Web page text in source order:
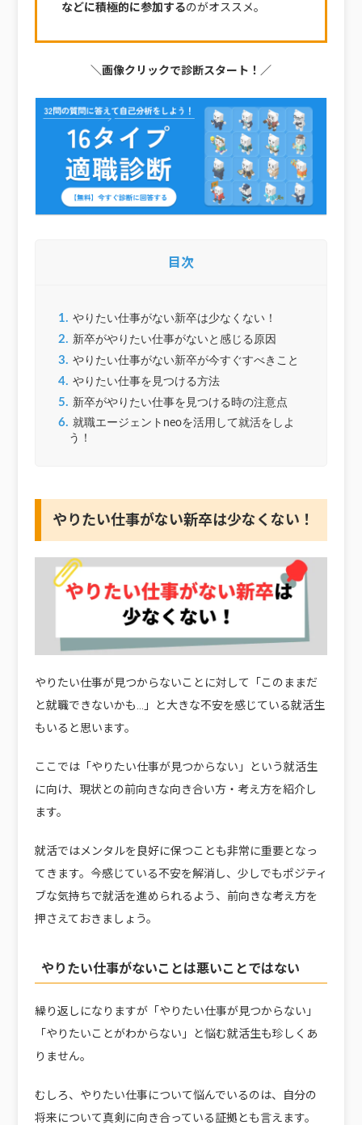
などに積極的に参加するのがオススメ。
＼画像クリックで診断スタート！／
目次
1. やりたい仕事がない新卒は少なくない！
2. 新卒がやりたい仕事がないと感じる原因
3. やりたい仕事がない新卒が今すぐすべきこと
4. やりたい仕事を見つける方法
5. 新卒がやりたい仕事を見つける時の注意点
6. 就職エージェントneoを活用して就活をしよ
う！
やりたい仕事がない新卒は少なくない！
やりたい仕事が見つからないことに対して「このままだ
と就職できないかも…」と大きな不安を感じている就活生
もいると思います。
ここでは「やりたい仕事が見つからない」という就活生
に向け、現状との前向きな向き合い方・考え方を紹介し
ます。
就活ではメンタルを良好に保つことも非常に重要となっ
てきます。今感じている不安を解消し、少しでもポジティ
ブな気持ちで就活を進められるよう、前向きな考え方を
押さえておきましょう。
やりたい仕事がないことは悪いことではない
繰り返しになりますが「やりたい仕事が見つからない」
「やりたいことがわからない」と悩む就活生も珍しくあ
りません。
むしろ、やりたい仕事について悩んでいるのは、自分の
将来について真剣に向き合っている証拠とも言えます。